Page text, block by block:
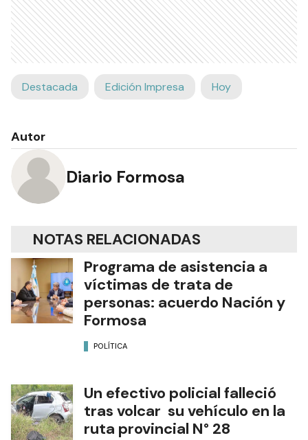
Destacada Edición Impresa Hoy
Autor
Diario Formosa
NOTAS RELACIONADAS
Programa de asistencia a
víctimas de trata de
personas: acuerdo Nación y
Formosa
POLÍTICA
Un efectivo policial falleció
tras volcar su vehículo en la
ruta provincial N° 28